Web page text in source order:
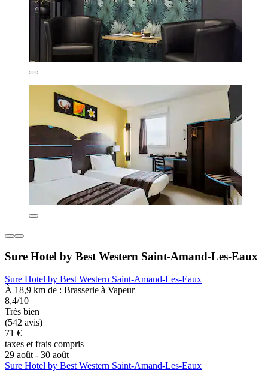
Sure Hotel by Best Western Saint-Amand-Les-Eaux
Sure Hotel by Best Western Saint-Amand-Les-Eaux
À 18,9 km de : Brasserie à Vapeur
8,4/10
Très bien
(542 avis)
71 €
taxes et frais compris
29 août - 30 août
Sure Hotel by Best Western Saint-Amand-Les-Eaux